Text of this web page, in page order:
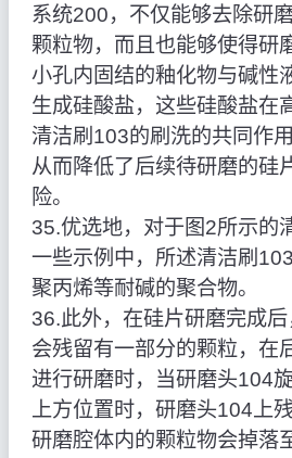
系统200，不仅能够去除研
颗粒物，而且也能够使得研
小孔内固结的釉化物与碱性
生成硅酸盐，这些硅酸盐在
清洁刷103的刷洗的共同作
从而降低了后续待研磨的硅
险。
35.优选地，对于图2所示的
一些示例中，所述清洁刷
聚丙烯等耐碱的聚合物。
36.此外，在硅片研磨完成
会残留有一部分的颗粒，在
进行研磨时，当研磨头104
上方位置时，研磨头104上
研磨腔体内的颗粒物会掉落